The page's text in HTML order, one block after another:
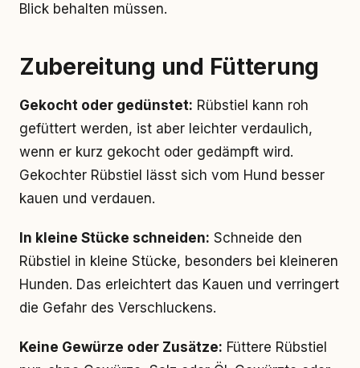
Blick behalten müssen.
Zubereitung und Fütterung
Gekocht oder gedünstet: Rübstiel kann roh
gefüttert werden, ist aber leichter verdaulich,
wenn er kurz gekocht oder gedämpft wird.
Gekochter Rübstiel lässt sich vom Hund besser
kauen und verdauen.
In kleine Stücke schneiden: Schneide den
Rübstiel in kleine Stücke, besonders bei kleineren
Hunden. Das erleichtert das Kauen und verringert
die Gefahr des Verschluckens.
Keine Gewürze oder Zusätze: Füttere Rübstiel